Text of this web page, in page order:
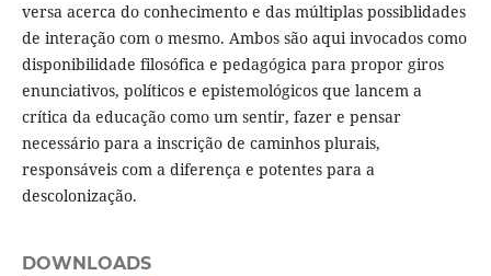
versa acerca do conhecimento e das múltiplas possiblidades
de interação com o mesmo. Ambos são aqui invocados como
disponibilidade filosófica e pedagógica para propor giros
enunciativos, políticos e epistemológicos que lancem a
crítica da educação como um sentir, fazer e pensar
necessário para a inscrição de caminhos plurais,
responsáveis com a diferença e potentes para a
descolonização.
DOWNLOADS